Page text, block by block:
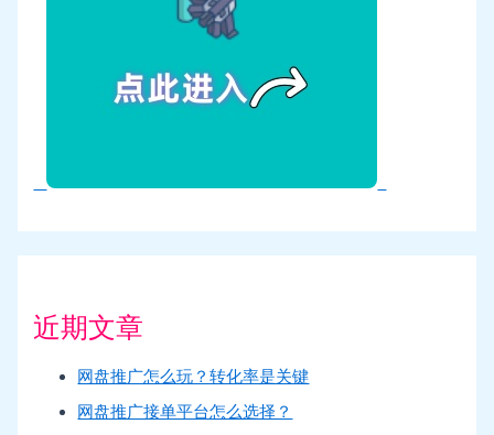
近期文章
网盘推广怎么玩？转化率是关键
网盘推广接单平台怎么选择？